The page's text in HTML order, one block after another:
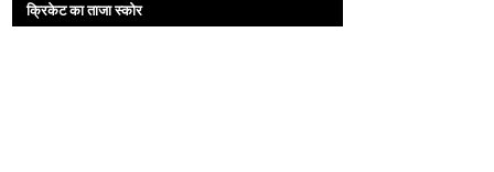
क्रिकेट का ताजा स्कोर